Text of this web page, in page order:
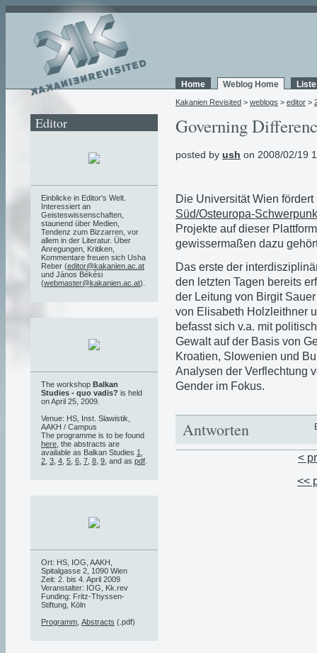
Home Weblog Home
Kakanien Revisited > weblogs > editor >
Governing
posted by ush on 2008/02/19
Die Universität Wien
Süd/Osteuropa-
Projekte auf dieser
gewissermaßen dazu
Das erste der
den letzten Tagen bereits
der Leitung von Birgit
von Elisabeth Holzleithner
befasst sich v.a. mit
Gewalt auf der Basis von
Kroatien, Slowenien und
Analysen der Verflechtung
Gender im Fokus.
Antworten
<
<<
Editor
Einblicke in Editor's Welt.
Interessiert an
Geisteswissenschaften,
staunend über Medien,
Tendenz zum Bizzarren, vor
allem in der Literatur. Über
Anregungen, Kritiken,
Kommentare freuen sich Usha
Reber (editor@kakanien.ac.at
und János Békési
(webmaster@kakanien.ac.at).
The workshop Balkan
Studies - quo vadis? is held
on April 25, 2009.
Venue: HS, Inst. Slawistik,
AAKH / Campus
The programme is to be found
here , the abstracts are
available as Balkan Studies 1
2 3 4 5 6 7 8 9 , and as pdf
Ort: HS, IOG, AAKH,
Spitalgasse 2, 1090 Wien
Zeit: 2. bis 4. April 2009
Veranstalter: IOG, Kk.rev
Funding: Fritz-Thyssen-
Stiftung, Köln
Programm Abstracts (.pdf)